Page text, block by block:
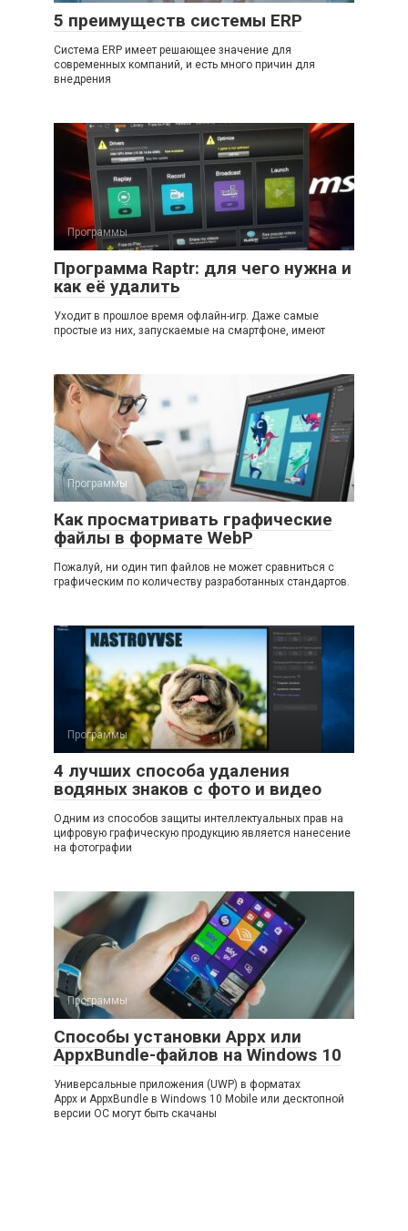
5 преимуществ системы ERP
Система ERP имеет решающее значение для
современных компаний, и есть много причин для
внедрения
Программы
Программа Raptr: для чего нужна и
как её удалить
Уходит в прошлое время офлайн-игр. Даже самые
простые из них, запускаемые на смартфоне, имеют
Программы
Как просматривать графические
файлы в формате WebP
Пожалуй, ни один тип файлов не может сравниться с
графическим по количеству разработанных стандартов.
Программы
4 лучших способа удаления
водяных знаков с фото и видео
Одним из способов защиты интеллектуальных прав на
цифровую графическую продукцию является нанесение
на фотографии
Программы
Способы установки Appx или
AppxBundle-файлов на Windows 10
Универсальные приложения (UWP) в форматах
Appx и AppxBundle в Windows 10 Mobile или десктопной
версии ОС могут быть скачаны